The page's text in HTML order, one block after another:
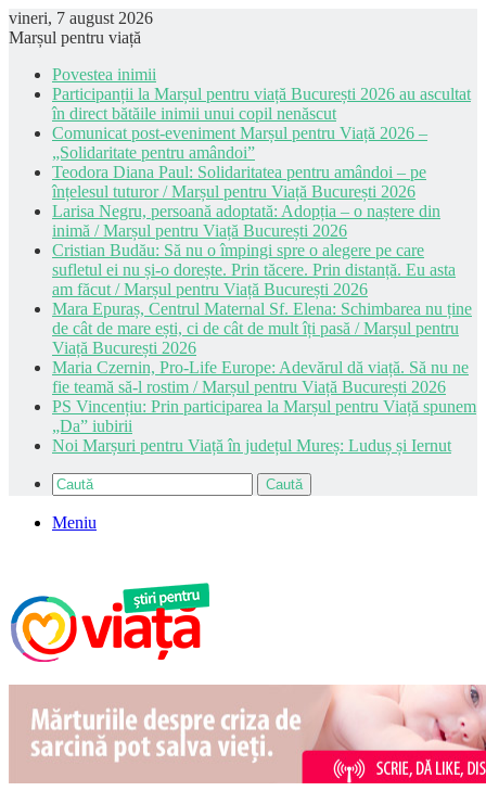
vineri, 7 august 2026
Marșul pentru viață
Povestea inimii
Participanții la Marșul pentru viață București 2026 au ascultat
în direct bătăile inimii unui copil nenăscut
Comunicat post-eveniment Marșul pentru Viață 2026 –
„Solidaritate pentru amândoi”
Teodora Diana Paul: Solidaritatea pentru amândoi – pe
înțelesul tuturor / Marșul pentru Viață București 2026
Larisa Negru, persoană adoptată: Adopția – o naștere din
inimă / Marșul pentru Viață București 2026
Cristian Budău: Să nu o împingi spre o alegere pe care
sufletul ei nu și-o dorește. Prin tăcere. Prin distanță. Eu asta
am făcut / Marșul pentru Viață București 2026
Mara Epuraș, Centrul Maternal Sf. Elena: Schimbarea nu ține
de cât de mare ești, ci de cât de mult îți pasă / Marșul pentru
Viață București 2026
Maria Czernin, Pro-Life Europe: Adevărul dă viață. Să nu ne
fie teamă să-l rostim / Marșul pentru Viață București 2026
PS Vincențiu: Prin participarea la Marșul pentru Viață spunem
„Da” iubirii
Noi Marșuri pentru Viață în județul Mureș: Luduș și Iernut
Caută
Meniu